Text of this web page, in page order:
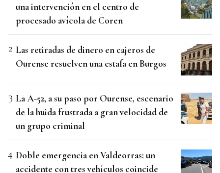
una intervención en el centro de
procesado avícola de Coren
Las retiradas de dinero en cajeros de
Ourense resuelven una estafa en Burgos
La A-52, a su paso por Ourense, escenario
de la huida frustrada a gran velocidad de
un grupo criminal
Doble emergencia en Valdeorras: un
accidente con tres vehículos coincide